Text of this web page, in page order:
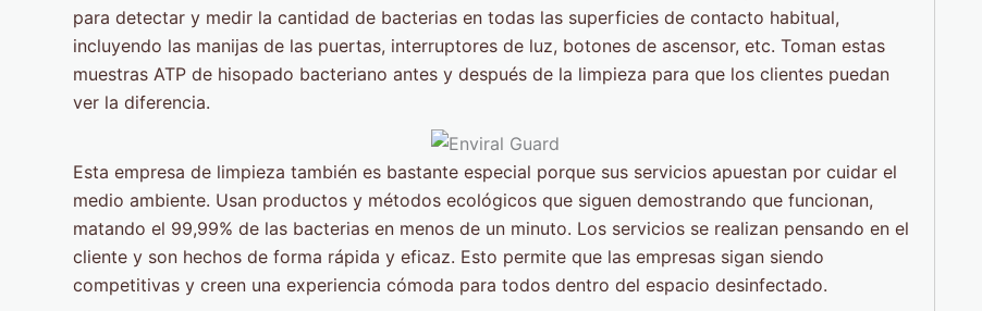
para detectar y medir la cantidad de bacterias en todas las superficies de contacto habitual,
incluyendo las manijas de las puertas, interruptores de luz, botones de ascensor, etc. Toman estas
muestras ATP de hisopado bacteriano antes y después de la limpieza para que los clientes puedan
ver la diferencia.
Esta empresa de limpieza también es bastante especial porque sus servicios apuestan por cuidar el
medio ambiente. Usan productos y métodos ecológicos que siguen demostrando que funcionan,
matando el 99,99% de las bacterias en menos de un minuto. Los servicios se realizan pensando en el
cliente y son hechos de forma rápida y eficaz. Esto permite que las empresas sigan siendo
competitivas y creen una experiencia cómoda para todos dentro del espacio desinfectado.